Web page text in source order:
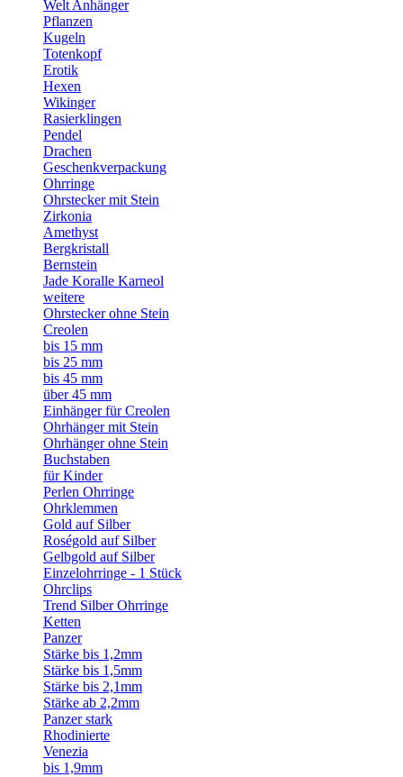
Welt Anhänger
Pflanzen
Kugeln
Totenkopf
Erotik
Hexen
Wikinger
Rasierklingen
Pendel
Drachen
Geschenkverpackung
Ohrringe
Ohrstecker mit Stein
Zirkonia
Amethyst
Bergkristall
Bernstein
Jade Koralle Karneol
weitere
Ohrstecker ohne Stein
Creolen
bis 15 mm
bis 25 mm
bis 45 mm
über 45 mm
Einhänger für Creolen
Ohrhänger mit Stein
Ohrhänger ohne Stein
Buchstaben
für Kinder
Perlen Ohrringe
Ohrklemmen
Gold auf Silber
Roségold auf Silber
Gelbgold auf Silber
Einzelohrringe - 1 Stück
Ohrclips
Trend Silber Ohrringe
Ketten
Panzer
Stärke bis 1,2mm
Stärke bis 1,5mm
Stärke bis 2,1mm
Stärke ab 2,2mm
Panzer stark
Rhodinierte
Venezia
bis 1,9mm